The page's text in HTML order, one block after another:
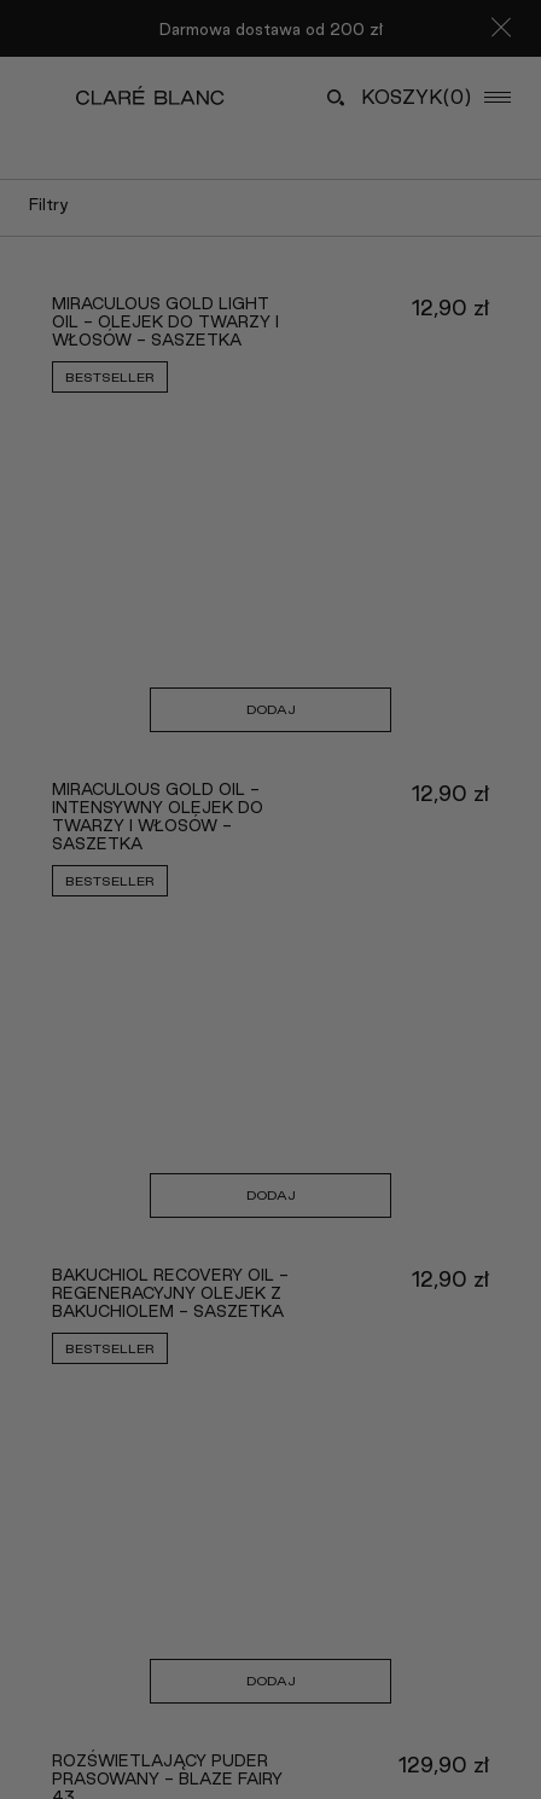
Darmowa dostawa od 200 zł
KOSZYK(0)
Filtry
MIRACULOUS GOLD LIGHT
OIL - OLEJEK DO TWARZY I
WŁOSÓW - SASZETKA
BESTSELLER
12,90 zł
DODAJ
MIRACULOUS GOLD OIL -
INTENSYWNY OLEJEK DO
TWARZY I WŁOSÓW -
SASZETKA
BESTSELLER
12,90 zł
DODAJ
BAKUCHIOL RECOVERY OIL -
REGENERACYJNY OLEJEK Z
BAKUCHIOLEM - SASZETKA
BESTSELLER
12,90 zł
DODAJ
ROZŚWIETLAJĄCY PUDER
PRASOWANY - BLAZE FAIRY
129,90 zł